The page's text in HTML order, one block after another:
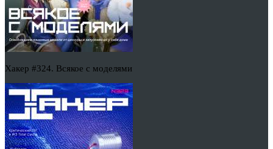
Хакер #324. Всякое с моделями